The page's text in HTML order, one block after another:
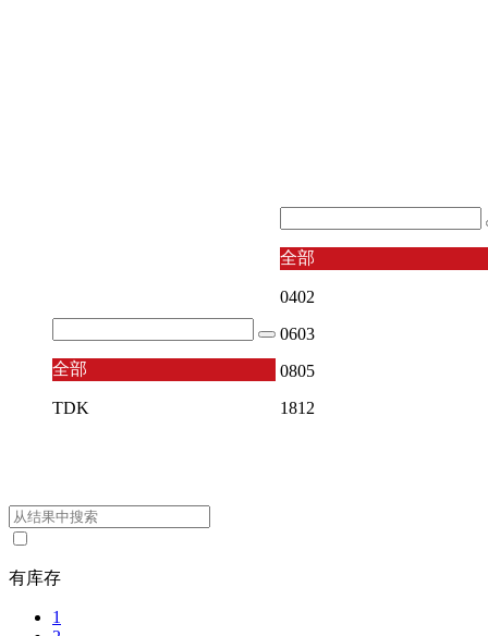
全部
TDK
全部
0402
0603
0805
1812
有库存
1